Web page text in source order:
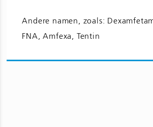
Andere namen, zoals:
FNA, Amfexa, Tentin
Ga naar
bijwerkingen voor